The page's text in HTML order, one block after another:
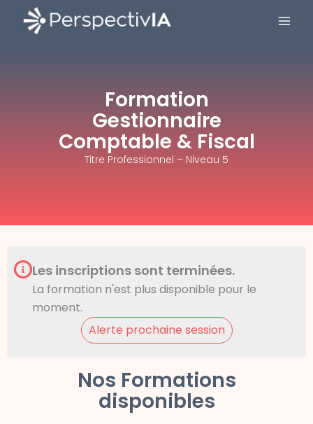
contenu
Formation
Gestionnaire
Comptable & Fiscal
Titre Professionnel – Niveau 5
Les inscriptions sont terminées.
La formation n'est plus disponible pour le
moment.
Alerte prochaine session
Nos Formations
disponibles